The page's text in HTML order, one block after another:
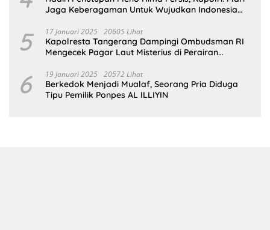
Jaga Keberagaman Untuk Wujudkan Indonesia
5 17 Januari 2025 20605 Lihat
Kapolresta Tangerang Dampingi Ombudsman RI
Mengecek Pagar Laut Misterius di Perairan
6 19 Januari 2025 20572 Lihat
Berkedok Menjadi Mualaf, Seorang Pria Diduga
Tipu Pemilik Ponpes AL ILLIYIN